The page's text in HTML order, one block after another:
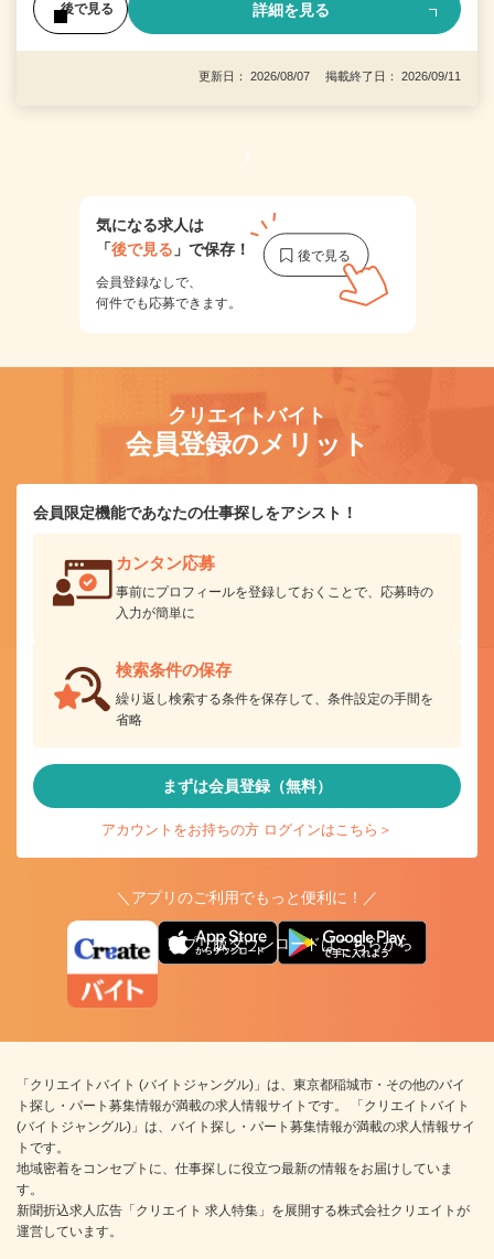
後で見る 詳細を見る
更新日： 2026/08/07 掲載終了日： 2026/09/11
1
気になる求人は
「後で見る 」で保存！
会員登録なしで、
何件でも応募できます。
クリエイトバイト
会員登録のメリット
会員限定機能であなたの仕事探しをアシスト！
カンタン応募
事前にプロフィールを登録しておくことで、応募時の
入力が簡単に
検索条件の保存
繰り返し検索する条件を保存して、条件設定の手間を
省略
まずは会員登録（無料）
アカウントをお持ちの方 ログインはこちら＞
＼アプリのご利用でもっと便利に！／
アプリ版ダウンロードはこちらから
「クリエイトバイト (バイトジャングル)」は、東京都稲城市・その他のバイ
ト探し・パート募集情報が満載の求人情報サイトです。 「クリエイトバイト
(バイトジャングル)」は、バイト探し・パート募集情報が満載の求人情報サイ
トです。
地域密着をコンセプトに、仕事探しに役立つ最新の情報をお届けしていま
す。
新聞折込求人広告「クリエイト 求人特集」を展開する株式会社クリエイトが
運営しています。